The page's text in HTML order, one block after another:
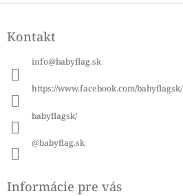
Z
pKontakt
info@babyflag.sk
https://www.facebook.com/babyflagsk/
babyflagsk/
@babyflag.sk
Informácie pre vás